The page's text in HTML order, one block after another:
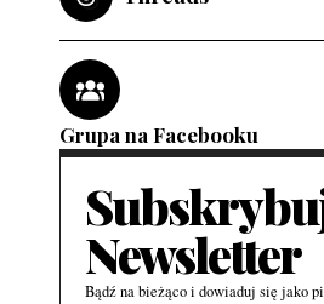
Grupa na Facebooku
Newsletter
Bądź na bieżąco i dowiaduj się jako